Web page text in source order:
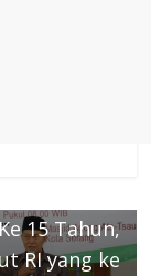
15 Tahun,
RI yang ke